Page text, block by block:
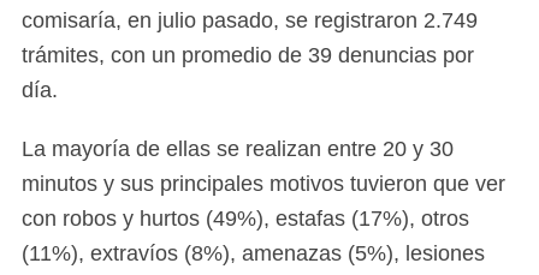
comisaría, en julio pasado, se registraron 2.749
trámites, con un promedio de 39 denuncias por
día.
La mayoría de ellas se realizan entre 20 y 30
minutos y sus principales motivos tuvieron que ver
con robos y hurtos (49%), estafas (17%), otros
(11%), extravíos (8%), amenazas (5%), lesiones